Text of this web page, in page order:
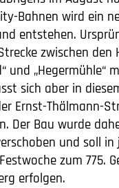
Bahnen wird ein
entstehen.
zwischen den
und „Hegermühle“
sich aber in
Ernst-Thälmann-
Der Bau wurde
und soll in
zum 775.
erfolgen.